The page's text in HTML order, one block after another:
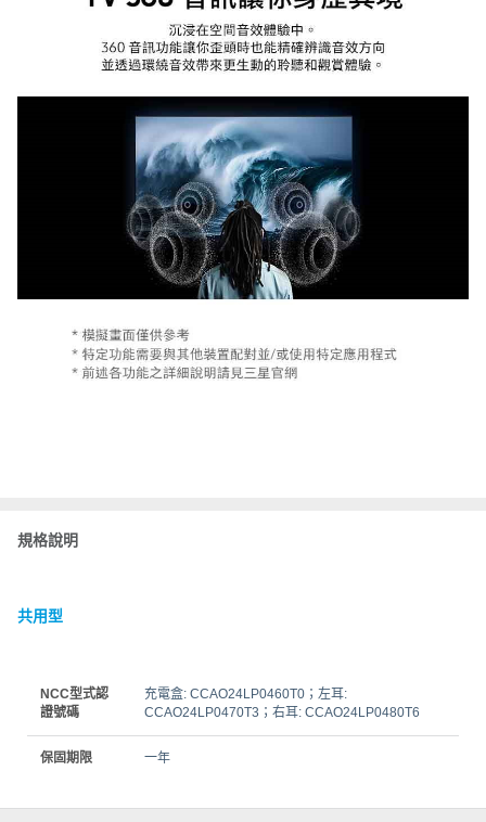
規格說明
共用型
NCC型式認
證號碼
充電盒: CCAO24LP0460T0；左耳:
CCAO24LP0470T3；右耳: CCAO24LP0480T6
保固期限 一年